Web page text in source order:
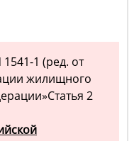
1 (ред. от
жилищного
2